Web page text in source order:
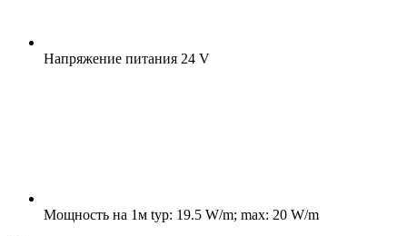
Напряжение питания 24 V
Мощность на 1м typ: 19.5 W/m; max: 20 W/m